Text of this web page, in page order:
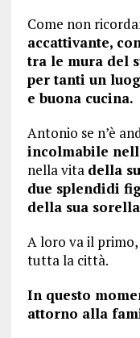
Come non
accattivante,
tra le mura del
per tanti un
e buona cucina.
Antonio se n’è
incolmabile
nella vita della
due splendidi
della sua
A loro va il
tutta la città.
In questo
attorno alla